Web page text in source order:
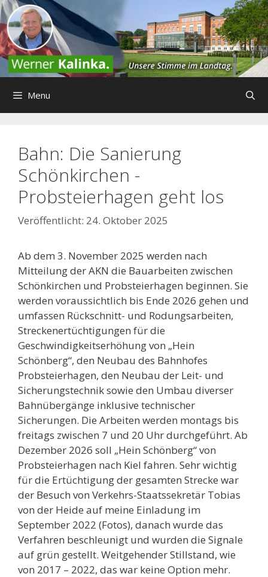
Zum
Inhalt
springen
Menu
Bahn: Die Sanierung
Schönkirchen -
Probsteierhagen geht los
24. Oktober 2025
Ab dem 3. November 2025 werden nach
Mitteilung der AKN die Bauarbeiten zwischen
Schönkirchen und Probsteierhagen beginnen. Sie
werden voraussichtlich bis Ende 2026 gehen und
umfassen Rückschnitt- und Rodungsarbeiten,
Streckenertüchtigungen für die
Geschwindigkeitserhöhung von „Hein
Schönberg“, den Neubau des Bahnhofes
Probsteierhagen, den Neubau der Leit- und
Sicherungstechnik sowie den Umbau diverser
Bahnübergänge inklusive technischer
Sicherungen. Die Arbeiten werden montags bis
freitags zwischen 7 und 20 Uhr durchgeführt. Ab
Dezember 2026 soll „Hein Schönberg“ von
Probsteierhagen nach Kiel fahren. Sehr wichtig
für die Ertüchtigung der gesamten Strecke war
der Besuch von Verkehrs-Staatssekretär Tobias
von der Heide auf meine Einladung im
September 2022 (Fotos), danach wurde das
Verfahren beschleunigt und wurden die Signale
auf grün gestellt. Weitgehender Stillstand, wie
von 2017 – 2022, das war keine Option mehr.